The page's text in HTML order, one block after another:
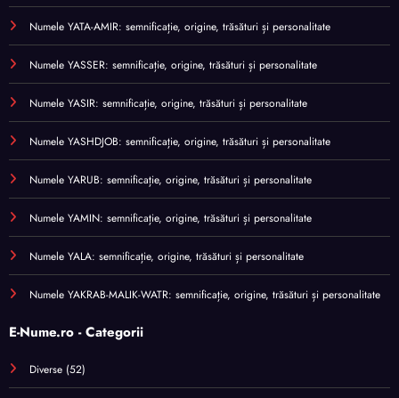
Numele YATA-AMIR: semnificație, origine, trăsături și personalitate
Numele YASSER: semnificație, origine, trăsături și personalitate
Numele YASIR: semnificație, origine, trăsături și personalitate
Numele YASHDJOB: semnificație, origine, trăsături și personalitate
Numele YARUB: semnificație, origine, trăsături și personalitate
Numele YAMIN: semnificație, origine, trăsături și personalitate
Numele YALA: semnificație, origine, trăsături și personalitate
Numele YAKRAB-MALIK-WATR: semnificație, origine, trăsături și personalitate
E-Nume.ro - Categorii
Diverse (52)